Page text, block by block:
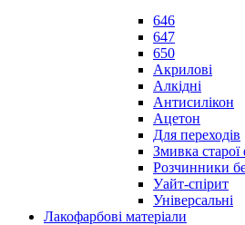
646
647
650
Акрилові
Алкідні
Антисилікон
Ацетон
Для переходів
Змивка старої
Розчинники
Уайт-спірит
Універсальні
Лакофарбові матеріали